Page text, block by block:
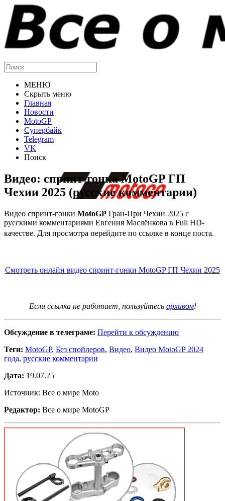
МЕНЮ
Скрыть меню
Главная
Новости
MotoGP
Супербайк
Telegram
VK
Поиск
Видео: спринт-гонка MotoGP ГП
Чехии 2025 (русские комментарии)
Видео спринт-гонки MotoGP Гран-При Чехии 2025 с
русскими комментариями Евгения Маслёнкова в Full HD-
качестве. Для просмотра перейдите по ссылке в конце поста.
Смотреть онлайн видео спринт-гонки MotoGP ГП Чехии 2025
Если ссылка не работает, пользуйтесь архивом!
Обсуждение в телеграме: Перейти к обсуждению
Теги: MotoGP, Без спойлеров, Видео, Видео MotoGP 2024
года, русские комментарии
Дата: 19.07.25
Источник: Все о мире Moto
Редактор: Все о мире MotoGP